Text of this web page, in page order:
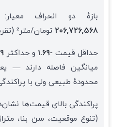
بازهٔ دو انحراف
206,726,568 تومان/متر² (تقریباً ۹۵٪ داده‌ها)
حداقل قیمت -1.69 و حداکثر
محدودهٔ طبیعی ولی با
پراکندگی بالای قیمت‌ها
(تنوع موقعیت، سن بنا،